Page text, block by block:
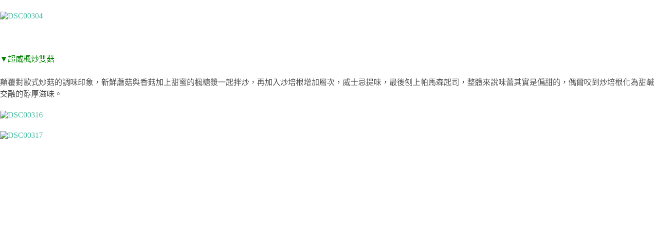
▼超威楓炒雙菇
顛覆對歐式炒菇的調味印象，新鮮蘑菇與香菇加上甜蜜的楓糖漿一起拌炒，再加入炒培根增加層次，威士忌提味，最後刨上帕馬森起司，整體來說味蕾其實是偏甜的，偶爾咬到炒培根化為甜鹹
交融的醇厚滋味。